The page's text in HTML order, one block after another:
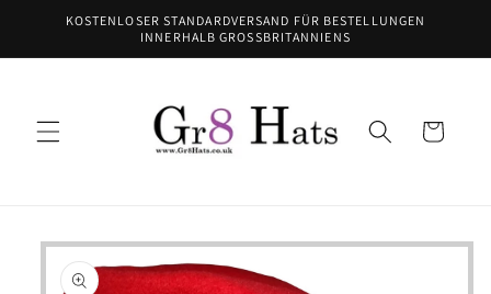
zumKOSTENLOSER STANDARDVERSAND FÜR BESTELLUNGEN
INNERHALB GROSSBRITANNIENS
Warenkorb